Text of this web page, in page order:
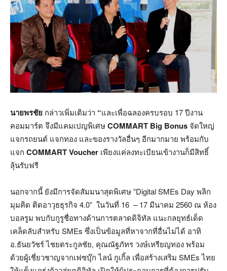
นายพรชัย กล่าวเพิ่มเติมว่า “และเพื่อฉลองครบรอบ 17 ปีงาน
คอมมาร์ต จึงมีแคมเปญพิเศษCOMMART Big Bonus จัดใหญ่
แจกรถยนต์ แจกทอง และของรางวัลอื่นๆ อีกมากมาย พร้อมกับ
แจก COMMART Voucher เพียงแค่ลงทะเบียนเข้างานก็มีสิทธิ์
ลุ้นรับฟรี
นอกจากนี้ ยังมีการจัดสัมมนาสุดพิเศษ ”Digital SMEs Day พลิก
มุมคิด ติดอาวุธธุรกิจ 4.0” ในวันที่ 16 – 17 มีนาคม 2560 ณ ห้อง
บอลรูม พบกับกูรูชื่อทางด้านการตลาดดิจิทัล แนะกลยุทธ์เด็ด
เคล็ดลับสำหรับ SMEs ซึ่งเป็นข้อมูลที่หาจากที่อื่นไม่ได้ อาทิ
อ.ธันยวัชร์ ไชยตระกูลชัย, คุณณัฐภัทร วงษ์เหรียญทอง พร้อม
ด้วยผู้เชี่ยวชาญจากเฟซบุ๊ก ไลน์ กูเกิ้ล เพื่อสร้างเสริม SMEs ไทย